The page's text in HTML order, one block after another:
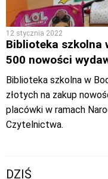
12 stycznia 2022
Biblioteka szkolna
500 nowości
Biblioteka szkolna w
złotych na zakup
placówki w ramach
Czytelnictwa.
DZIŚ